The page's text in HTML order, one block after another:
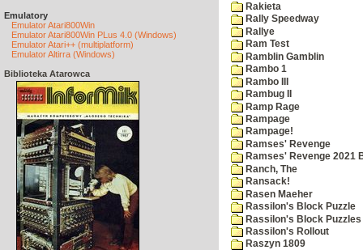
Emulatory
Emulator Atari800Win
Emulator Atari800Win PLus 4.0 (Windows)
Emulator Atari++ (multiplatform)
Emulator Altirra (Windows)
Biblioteka Atarowca
Rakieta
Rally Speedway
Rallye
Ram Test
Ramblin Gamblin
Rambo 1
Rambo III
Rambug II
Ramp Rage
Rampage
Rampage!
Ramses' Revenge
Ramses' Revenge 2021
Ranch, The
Ransack!
Rasen Maeher
Rassilon's Block Puzzle
Rassilon's Block Puzzles
Rassilon's Rollout
Raszyn 1809